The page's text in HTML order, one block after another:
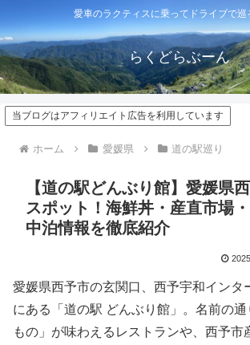
愛車のラクティスに乗ってドライブで巡
らくどらぶーん
当ブログはアフィリエイト広告を利用しています
ホーム 愛媛県 道の駅巡り
【道の駅どんぶり館】愛媛県
スポット！海鮮丼・産直市場
中泊情報を徹底紹介
愛媛県西予市の玄関口、西予宇和インタ
にある「道の駅 どんぶり館」。名前の
もの」が味わえるレストランや、西予市